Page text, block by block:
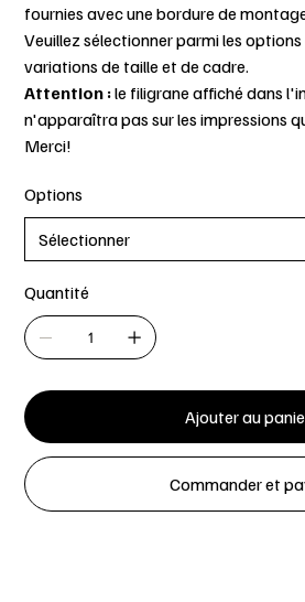
fournies avec une bordure de
Veuillez sélectionner parmi les
variations de taille et de cadre.
Attention :le filigrane affiché dans
n'apparaîtra pas sur les impressions
Merci!
Options
Quantité
Ajouter au
Commander et